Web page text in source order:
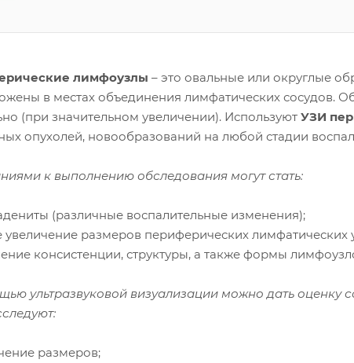
лимфоузлы – это овальные или округлые
в местах объединения лимфатических сосудов.
(при значительном увеличении). Используют УЗИ
опухолей, новообразований на любой стадии
к выполнению обследования могут стать:
(различные воспалительные изменения);
увеличение размеров периферических лимфатических
консистенции, структуры, а также формы
ультразвуковой визуализации можно дать оценку
размеров;